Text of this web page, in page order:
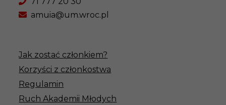
amuia@um.wroc.pl
Jak zostać członkiem?
Korzyści z członkostwa
Regulamin
Ruch Akademii Młodych